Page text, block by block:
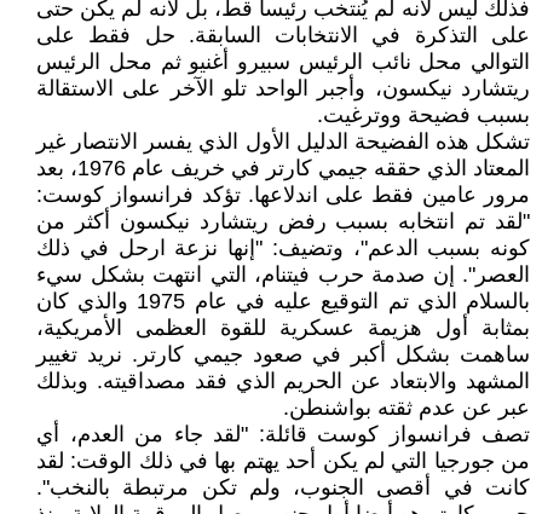
فذلك ليس لأنه لم يُنتخب رئيساً قط، بل لأنه لم يكن حتى
على التذكرة في الانتخابات السابقة. حل فقط على
التوالي محل نائب الرئيس سبيرو أغنيو ثم محل الرئيس
ريتشارد نيكسون، وأجبر الواحد تلو الآخر على الاستقالة
بسبب فضيحة ووترغيت.
تشكل هذه الفضيحة الدليل الأول الذي يفسر الانتصار غير
المعتاد الذي حققه جيمي كارتر في خريف عام 1976، بعد
مرور عامين فقط على اندلاعها. تؤكد فرانسواز كوست:
"لقد تم انتخابه بسبب رفض ريتشارد نيكسون أكثر من
كونه بسبب الدعم"، وتضيف: "إنها نزعة ارحل في ذلك
العصر". إن صدمة حرب فيتنام، التي انتهت بشكل سيء
بالسلام الذي تم التوقيع عليه في عام 1975 والذي كان
بمثابة أول هزيمة عسكرية للقوة العظمى الأمريكية،
ساهمت بشكل أكبر في صعود جيمي كارتر. نريد تغيير
المشهد والابتعاد عن الحريم الذي فقد مصداقيته. وبذلك
عبر عن عدم ثقته بواشنطن.
تصف فرانسواز كوست قائلة: "لقد جاء من العدم، أي
من جورجيا التي لم يكن أحد يهتم بها في ذلك الوقت: لقد
كانت في أقصى الجنوب، ولم تكن مرتبطة بالنخب".